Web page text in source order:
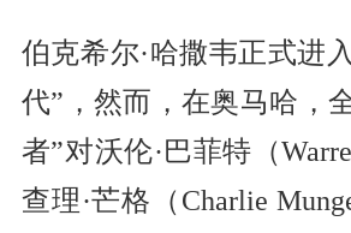
伯克希尔·哈撒韦正式进
代”，然而，在奥马哈，
者”对沃伦·巴菲特（
查理·芒格（Charlie